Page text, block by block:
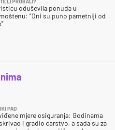
oduševila ponuda u
"Oni su puno pametniji od
PAD
mjere osiguranja: Godinama
i gradio carstvo, a sada su za